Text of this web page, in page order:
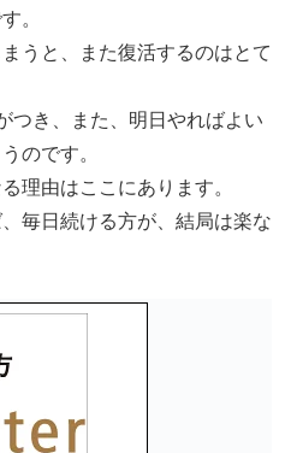
。
うと、また復活するのはとて
つき、また、明日やればよい
のです。
理由はここにあります。
毎日続ける方が、結局は楽な